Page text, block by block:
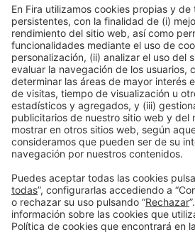
Mié 25
13:15h - 14:00h
Talk Stage 2 - The Horeca Hub
Acceso libre
Leer más